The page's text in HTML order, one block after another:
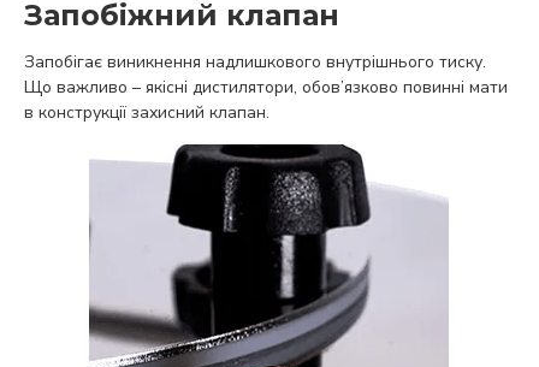
Запобіжний клапан
Запобігає виникнення надлишкового внутрішнього тиску.
Що важливо – якісні дистилятори, обов’язково повинні мати
в конструкції захисний клапан.